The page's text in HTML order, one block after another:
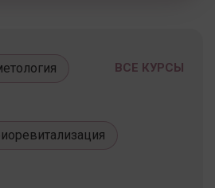
ВСЕ КУРСЫ